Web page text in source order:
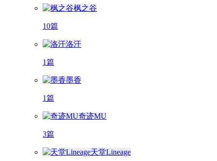
枫之谷
10篇
洛汗
1篇
墨香
1篇
奇迹MU
3篇
天堂Lineage